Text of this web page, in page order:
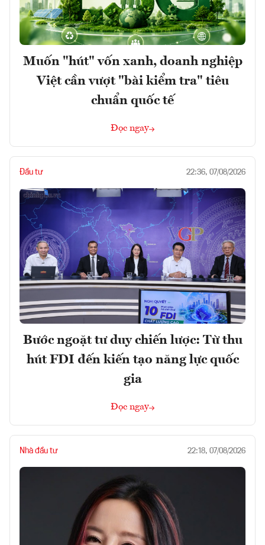
Muốn "hút" vốn xanh, doanh nghiệp
Việt cần vượt "bài kiểm tra" tiêu
chuẩn quốc tế
Đọc ngay
Đầu tư 22:36, 07/08/2026
Bước ngoặt tư duy chiến lược: Từ thu
hút FDI đến kiến tạo năng lực quốc
gia
Đọc ngay
Nhà đầu tư 22:18, 07/08/2026